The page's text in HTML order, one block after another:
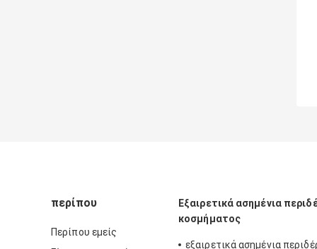
περίπου
Περίπου εμείς
Εξαιρετικά ασημένια
κοσμήματος
εξαιρετικά ασημένια